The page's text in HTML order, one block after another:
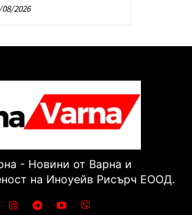
08/2026
- Новини от Варна и
на Иноуейв Рисърч ЕООД.